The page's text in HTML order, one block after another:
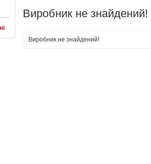
Виробник не знайдений!
Виробник не знайдений!